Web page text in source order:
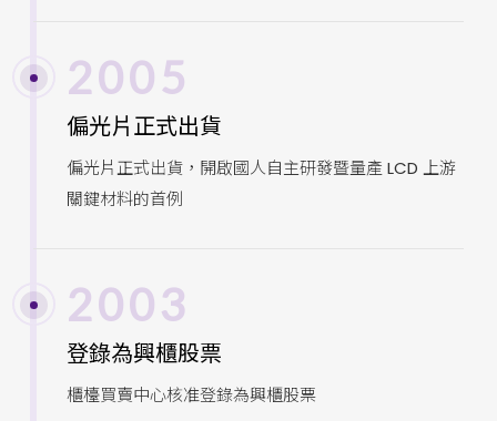
2005
偏光片正式出貨
偏光片正式出貨，開啟國人自主研發暨量產 LCD 上游
關鍵材料的首例
2003
登錄為興櫃股票
櫃檯買賣中心核准登錄為興櫃股票